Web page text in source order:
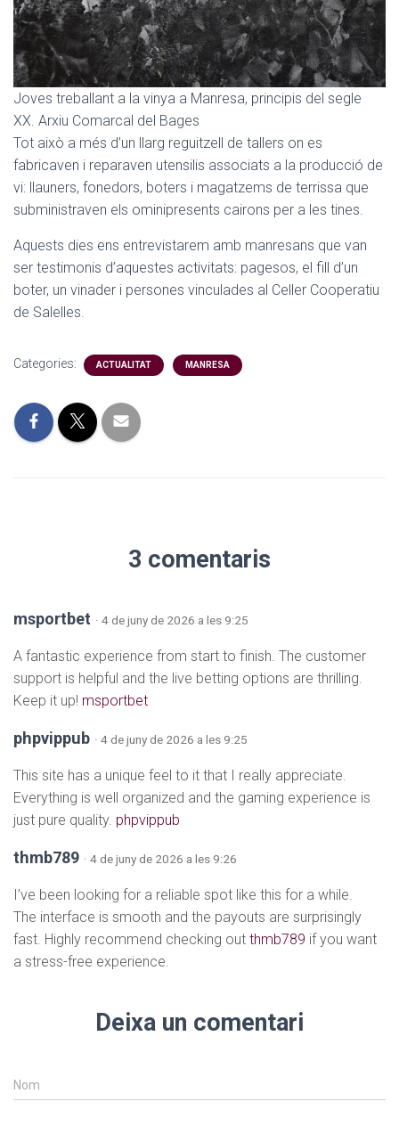
Joves treballant a la vinya a Manresa, principis del segle
XX. Arxiu Comarcal del Bages
Tot això a més d’un llarg reguitzell de tallers on es
fabricaven i reparaven utensilis associats a la producció de
vi: llauners, fonedors, boters i magatzems de terrissa que
subministraven els ominipresents cairons per a les tines.
Aquests dies ens entrevistarem amb manresans que van
ser testimonis d’aquestes activitats: pagesos, el fill d’un
boter, un vinader i persones vinculades al Celler Cooperatiu
de Salelles.
Categories: ACTUALITAT MANRESA
3 comentaris
msportbet · 4 de juny de 2026 a les 9:25
A fantastic experience from start to finish. The customer
support is helpful and the live betting options are thrilling.
Keep it up! msportbet
phpvippub · 4 de juny de 2026 a les 9:25
This site has a unique feel to it that I really appreciate.
Everything is well organized and the gaming experience is
just pure quality. phpvippub
thmb789 · 4 de juny de 2026 a les 9:26
I’ve been looking for a reliable spot like this for a while.
The interface is smooth and the payouts are surprisingly
fast. Highly recommend checking out thmb789 if you want
a stress-free experience.
Deixa un comentari
Nom